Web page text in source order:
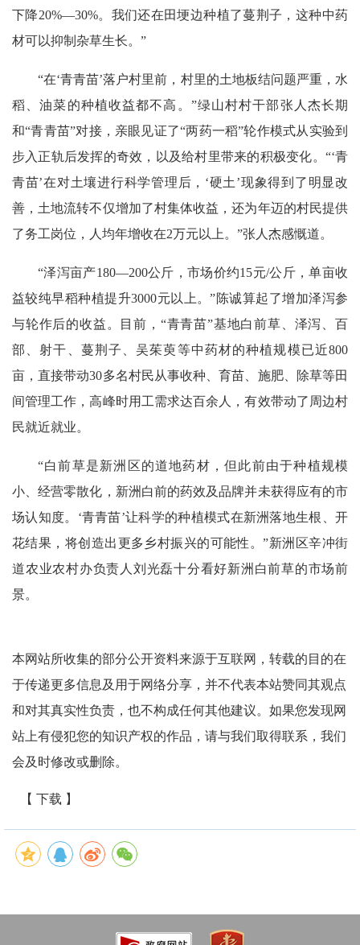
下降20%—30%。我们还在田埂边种植了蔓荆子，这种中药
材可以抑制杂草生长。”
“在‘青青苗’落户村里前，村里的土地板结问题严重，水
稻、油菜的种植收益都不高。”绿山村村干部张人杰长期
和“青青苗”对接，亲眼见证了“两药一稻”轮作模式从实验到
步入正轨后发挥的奇效，以及给村里带来的积极变化。“‘青
青苗’在对土壤进行科学管理后，‘硬土’现象得到了明显改
善，土地流转不仅增加了村集体收益，还为年迈的村民提供
了务工岗位，人均年增收在2万元以上。”张人杰感慨道。
“泽泻亩产180—200公斤，市场价约15元/公斤，单亩收
益较纯早稻种植提升3000元以上。”陈诚算起了增加泽泻参
与轮作后的收益。目前，“青青苗”基地白前草、泽泻、百
部、射干、蔓荆子、吴茱萸等中药材的种植规模已近800
亩，直接带动30多名村民从事收种、育苗、施肥、除草等田
间管理工作，高峰时用工需求达百余人，有效带动了周边村
民就近就业。
“白前草是新洲区的道地药材，但此前由于种植规模
小、经营零散化，新洲白前的药效及品牌并未获得应有的市
场认知度。‘青青苗’让科学的种植模式在新洲落地生根、开
花结果，将创造出更多乡村振兴的可能性。”新洲区辛冲街
道农业农村办负责人刘光磊十分看好新洲白前草的市场前
景。
本网站所收集的部分公开资料来源于互联网，转载的目的在
于传递更多信息及用于网络分享，并不代表本站赞同其观点
和对其真实性负责，也不构成任何其他建议。如果您发现网
站上有侵犯您的知识产权的作品，请与我们取得联系，我们
会及时修改或删除。
【 下载 】